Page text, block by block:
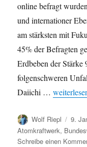
online befragt
und internationer
am stärksten mit
45% der Befragten
Erdbeben der Stärke
folgenschweren
Daiichi …
Autor
Wolf Riepl
am
9.
Atomkraftwerk,
Schreibe einen